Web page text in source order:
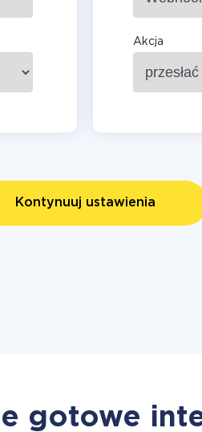
Akcja
Kontynuuj ustawienia
gotowe